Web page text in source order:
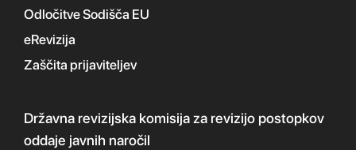
Odločitve Sodišča EU
eRevizija
Zaščita prijaviteljev
Državna revizijska komisijaza revizijo postopkov
oddaje javnih naročil